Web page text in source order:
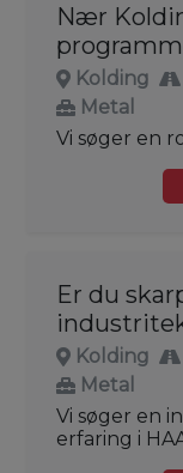
Nær
Kolding
Metal
Vi søger en
Er du
Kolding
Metal
Vi søger en
erfaring i